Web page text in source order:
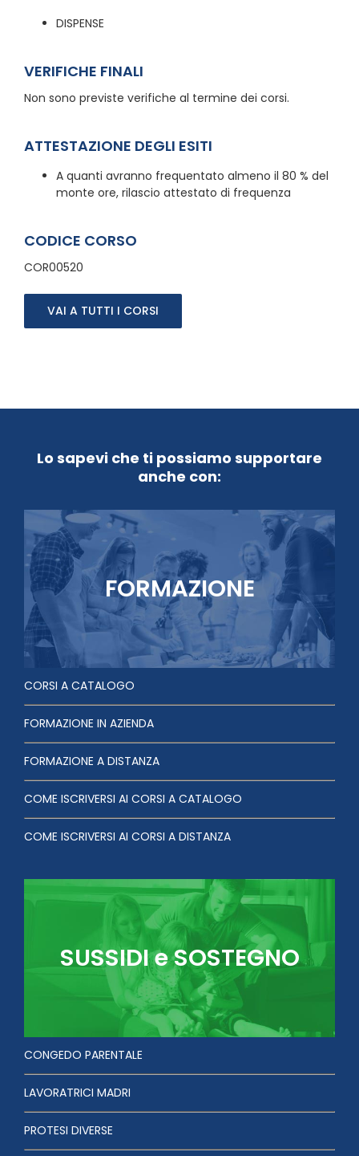
DISPENSE
VERIFICHE FINALI
Non sono previste verifiche al termine dei corsi.
ATTESTAZIONE DEGLI ESITI
A quanti avranno frequentato almeno il 80 % del
monte ore, rilascio attestato di frequenza
CODICE CORSO
COR00520
VAI A TUTTI I CORSI
Lo sapevi che ti possiamo supportare
anche con:
FORMAZIONE
CORSI A CATALOGO
FORMAZIONE IN AZIENDA
FORMAZIONE A DISTANZA
COME ISCRIVERSI AI CORSI A CATALOGO
COME ISCRIVERSI AI CORSI A DISTANZA
SUSSIDI e SOSTEGNO
CONGEDO PARENTALE
LAVORATRICI MADRI
PROTESI DIVERSE